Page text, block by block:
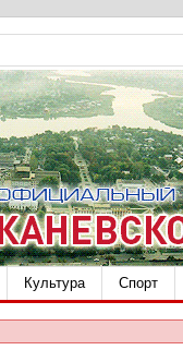
Культура Спорт